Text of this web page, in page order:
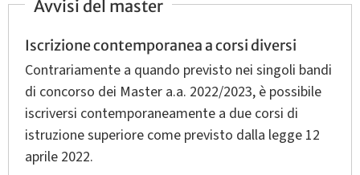
Avvisi del master
Iscrizione contemporanea a corsi diversi
Contrariamente a quando previsto nei singoli bandi
di concorso dei Master a.a. 2022/2023, è possibile
iscriversi contemporaneamente a due corsi di
istruzione superiore come previsto dalla legge 12
aprile 2022.